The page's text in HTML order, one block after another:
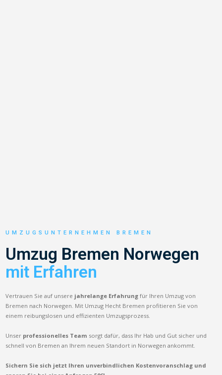
UMZUGSUNTERNEHMEN BREMEN
Umzug Bremen Norwegen
mit Erfahren
Vertrauen Sie auf unsere jahrelange Erfahrung für Ihren Umzug von
Bremen nach Norwegen. Mit Umzug Hecht Bremen profitieren Sie von
einem reibungslosen und effizienten Umzugsprozess.
Unser professionelles Team sorgt dafür, dass Ihr Hab und Gut sicher und
schnell von Bremen an Ihrem neuen Standort in Norwegen ankommt.
Sichern Sie sich jetzt Ihren unverbindlichen Kostenvoranschlag und